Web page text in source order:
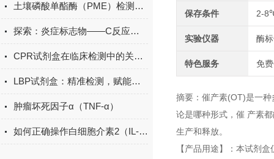
土壤磷酸单酯酶（PME）检测试剂盒现货
探索：炎症标志物——C反应蛋白的生物学功能
CPR试剂盒在临床检测中的关键作用
LBP试剂盒：精准检测，赋能免疫研究新突破
肿瘤坏死因子α（TNF-α）
如何正确操作白细胞介素2（IL-2）ELISA试剂盒？
保存条件 2-
实验仪器 酶
特色服务 免
摘要：催产素(OT)是一
论是哪种形式，催 产素
生产和释放。
【产品用途】：本试剂